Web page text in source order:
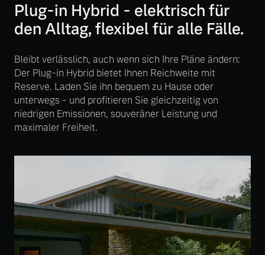
Volvo Selekt
Gebrauchtwagen
Die Neuwagenalternative
Mehr erfahren
Mehr erfahren
Frühjahrscheck
Entdecken Sie unsere
saisonalen Angebote.
Mehr erfahren
Finanzierung & Leasing
Versicherung
Plug-in Hybrid - elektrisch für
den Alltag, flexibel für alle Fälle.
Bleibt verlässlich, auch wenn sich Ihre Pläne ändern:
Der Plug-in Hybrid bietet Ihnen Reichweite mit
Reserve. Laden Sie ihn bequem zu Hause oder
unterwegs - und profitieren Sie gleichzeitig von
niedrigen Emissionen, souveräner Leistung und
maximaler Freiheit.